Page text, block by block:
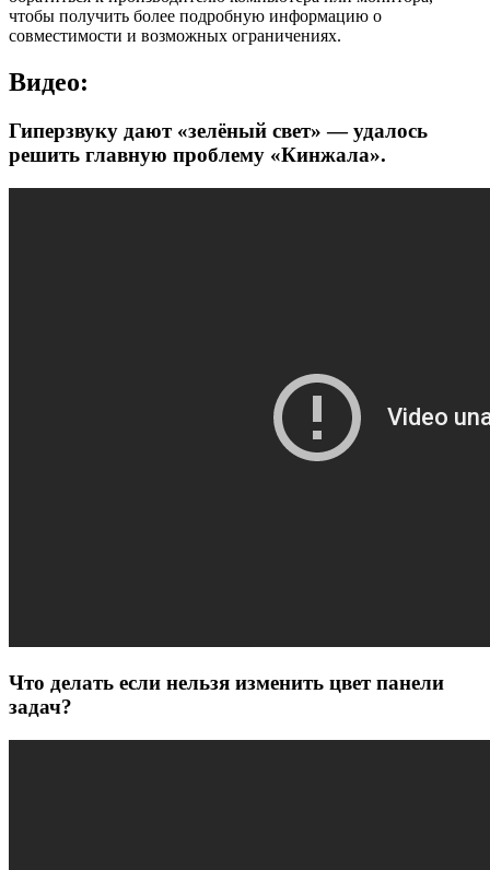
чтобы получить более подробную информацию о
совместимости и возможных ограничениях.
Видео:
Гиперзвуку дают «зелёный свет» — удалось
решить главную проблему «Кинжала».
Что делать если нельзя изменить цвет панели
задач?